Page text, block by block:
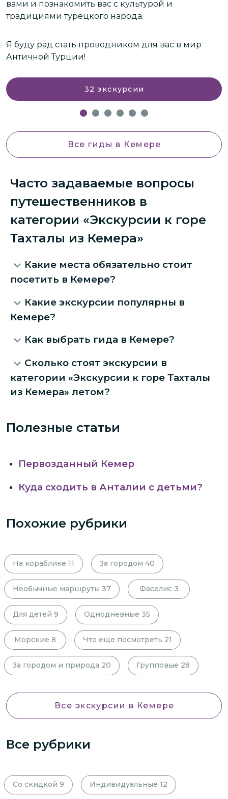
вами и познакомить вас с культурой и
традициями турецкого народа.
Я буду рад стать проводником для вас в мир
Античной Турции!
32 экскурсии
Все гиды в Кемере
Часто задаваемые вопросы
путешественников в
категории «Экскурсии к горе
Тахталы из Кемера»
Какие места обязательно стоит
посетить в Кемере?
Какие экскурсии популярны в
Кемере?
Как выбрать гида в Кемере?
Сколько стоят экскурсии в
категории «Экскурсии к горе Тахталы
из Кемера» летом?
Полезные статьи
Первозданный Кемер
Куда сходить в Анталии с детьми?
Похожие рубрики
На кораблике 11 За городом 40
Необычные маршруты 37 Фаселис 3
Для детей 9 Однодневные 35
Морские 8 Что еще посмотреть 21
За городом и природа 20 Групповые 28
Все экскурсии в Кемере
Все рубрики
Со скидкой 9 Индивидуальные 12